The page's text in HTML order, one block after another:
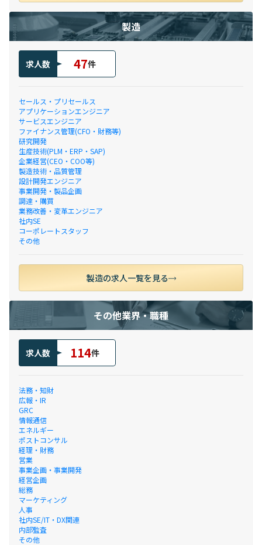
製造
求人数 47件
セールス・プリセールス
アプリケーションエンジニア
サービスエンジニア
ファイナンス管理(CFO・財務等)
研究開発
生産技術(PLM・ERP・SAP)
企業経営(CEO・COO等)
製造技術・品質管理
設計開発エンジニア
事業開発・製品企画
調達・購買
業務改善・変革エンジニア
社内SE
コーポレートスタッフ
その他
製造の求人一覧を見る
その他業界・職種
求人数 114件
法務・知財
広報・IR
GRC
情報通信
エネルギー
ポストコンサル
経理・財務
営業
事業企画・事業開発
経営企画
総務
マーケティング
人事
社内SE/IT・DX関連
内部監査
その他